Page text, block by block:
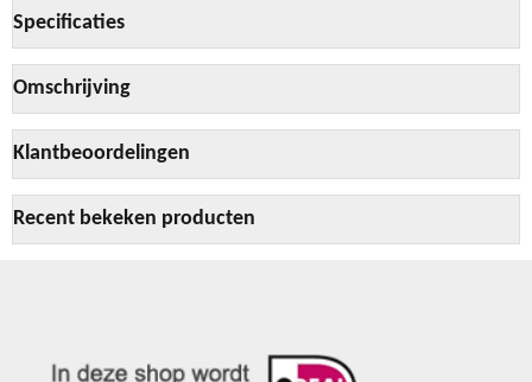
Specificaties
Omschrijving
Klantbeoordelingen
Recent bekeken producten